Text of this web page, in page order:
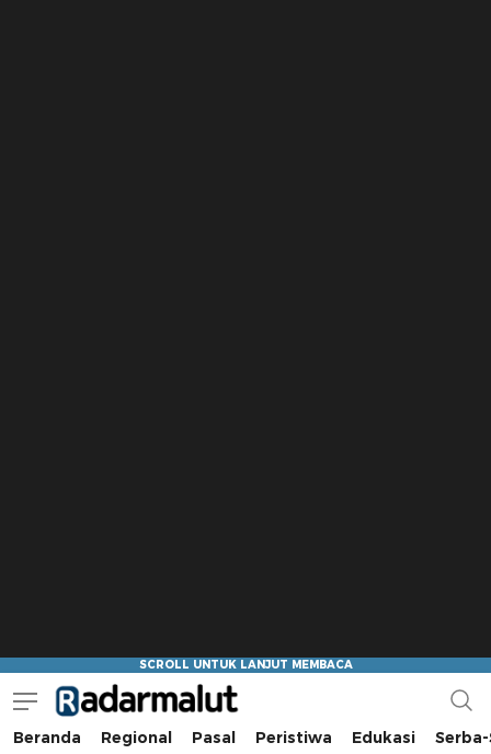
Radar Malut
Bacaan Nyindir
Beranda Regional Pasal Peristiwa Edukasi